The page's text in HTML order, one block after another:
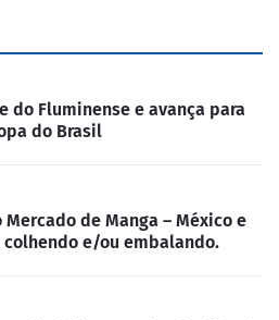
do Fluminense e avança para
do Brasil
de Manga – México e
e/ou embalando.